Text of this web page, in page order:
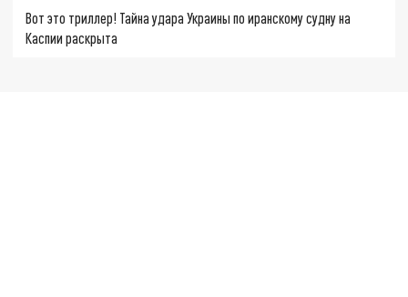
Вот это триллер! Тайна удара Украины по иранскому судну на
Каспии раскрыта